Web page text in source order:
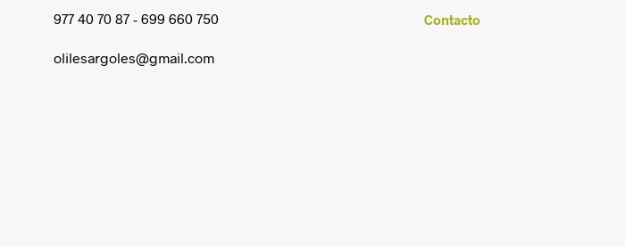
977 40 70 87 - 699 660 750
olilesargoles@gmail.com
Contacto